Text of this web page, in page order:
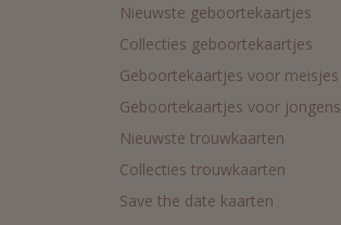
Nieuwste geboortekaartjes
Collecties geboortekaartjes
Geboortekaartjes voor meisjes
Geboortekaartjes voor jongens
Nieuwste trouwkaarten
Collecties trouwkaarten
Save the date kaarten